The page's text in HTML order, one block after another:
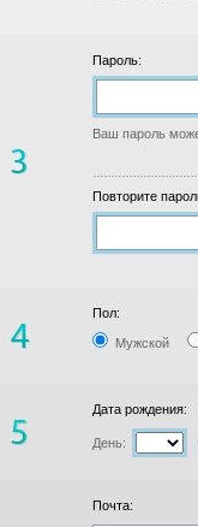
Пароль:
Ваш пароль
Повторите
Пол:
Мужской
Дата рождения:
День:
Почта: